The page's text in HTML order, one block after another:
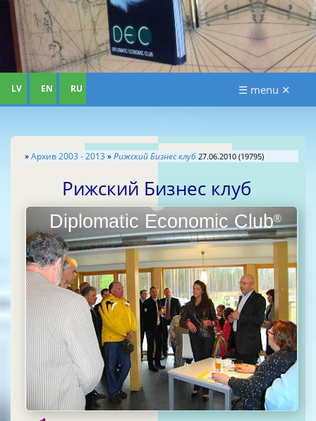
Diplomatic Economic Club®
LV EN RU ☰ menu ✕
»Aрхив 2003 - 2013 »Рижский Бизнес клуб 27.06.2010 (19795)
Рижский Бизнес клуб